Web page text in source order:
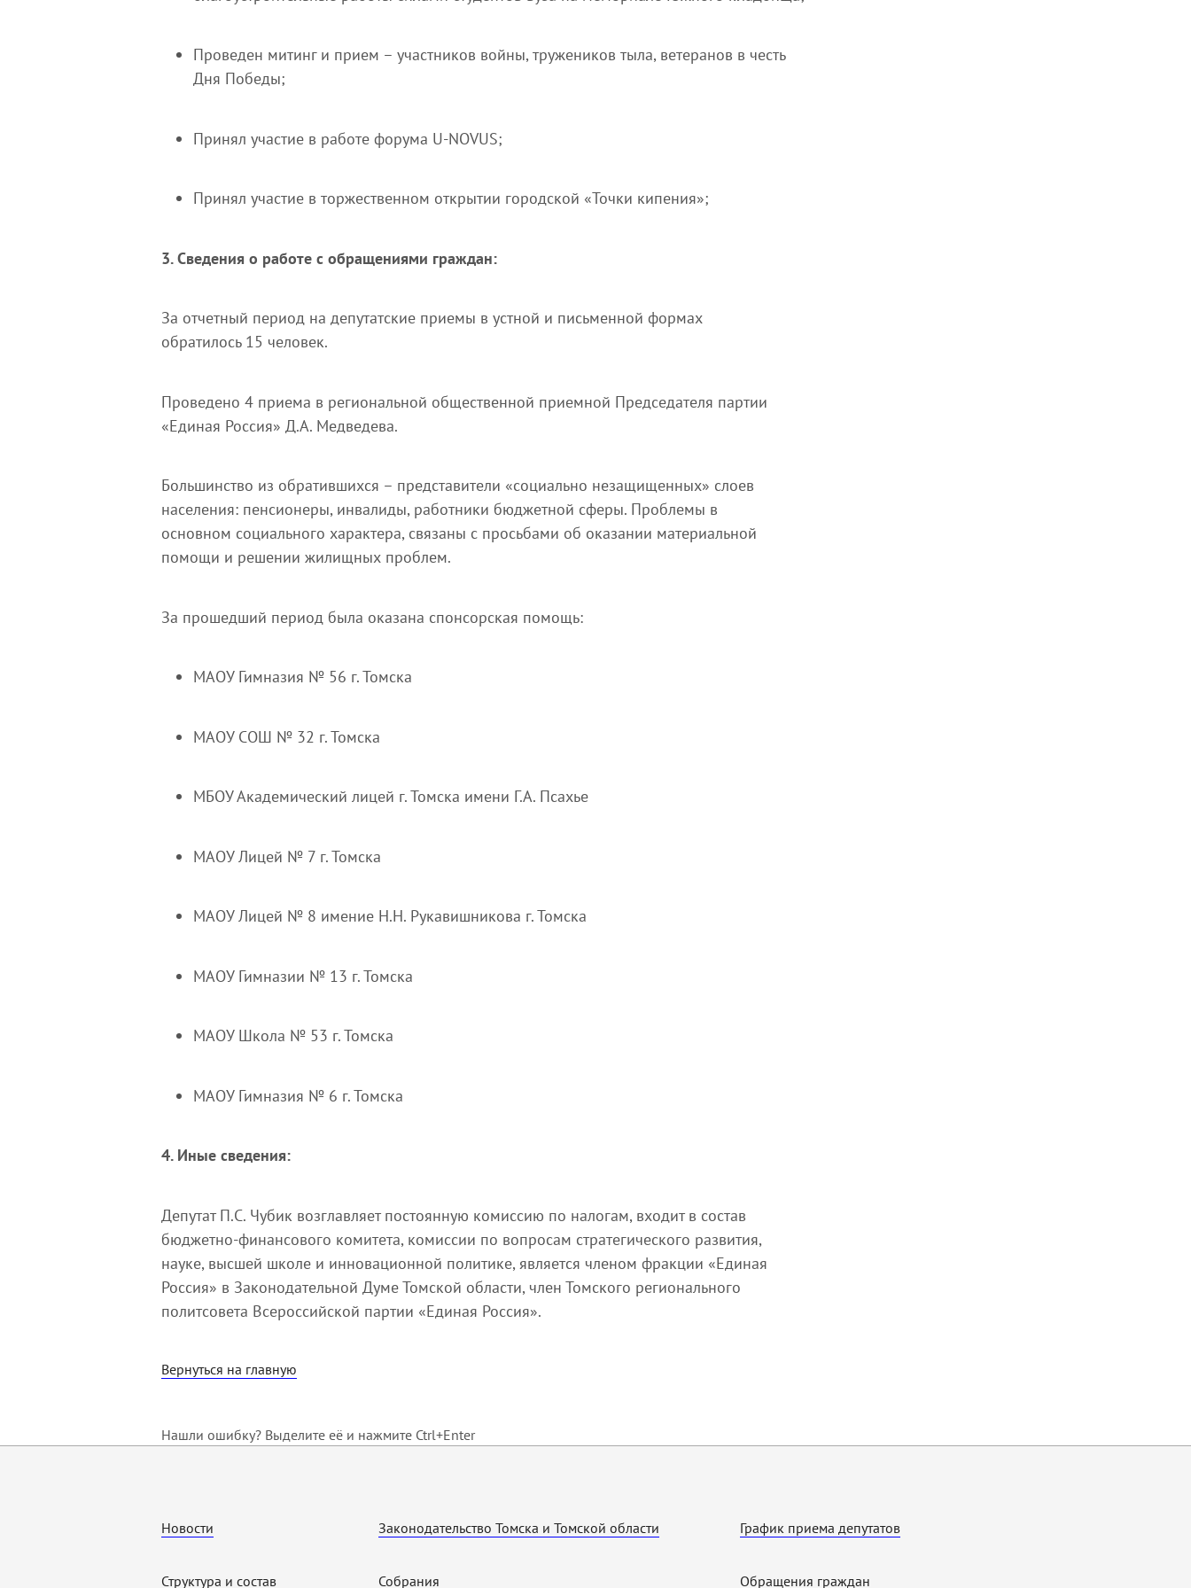
Проведен митинг и прием – участников войны, тружеников тыла, ветеранов в честь
Дня Победы;
Принял участие в работе форума U-NOVUS;
Принял участие в торжественном открытии городской «Точки кипения»;
3. Сведения о работе с обращениями граждан:
За отчетный период на депутатские приемы в устной и письменной формах
обратилось 15 человек.
Проведено 4 приема в региональной общественной приемной Председателя партии
«Единая Россия» Д.А. Медведева.
Большинство из обратившихся – представители «социально незащищенных» слоев
населения: пенсионеры, инвалиды, работники бюджетной сферы. Проблемы в
основном социального характера, связаны с просьбами об оказании материальной
помощи и решении жилищных проблем.
За прошедший период была оказана спонсорская помощь:
МАОУ Гимназия № 56 г. Томска
МАОУ СОШ № 32 г. Томска
МБОУ Академический лицей г. Томска имени Г.А. Псахье
МАОУ Лицей № 7 г. Томска
МАОУ Лицей № 8 имение Н.Н. Рукавишникова г. Томска
МАОУ Гимназии № 13 г. Томска
МАОУ Школа № 53 г. Томска
МАОУ Гимназия № 6 г. Томска
4. Иные сведения:
Депутат П.С. Чубик возглавляет постоянную комиссию по налогам, входит в состав
бюджетно-финансового комитета, комиссии по вопросам стратегического развития,
науке, высшей школе и инновационной политике, является членом фракции «Единая
Россия» в Законодательной Думе Томской области, член Томского регионального
политсовета Всероссийской партии «Единая Россия».
Вернуться на главную
Нашли ошибку? Выделите её и нажмите Ctrl+Enter
Новости
Структура и состав
Законодательство Томска и Томской области
Собрания
График приема депутатов
Обращения граждан